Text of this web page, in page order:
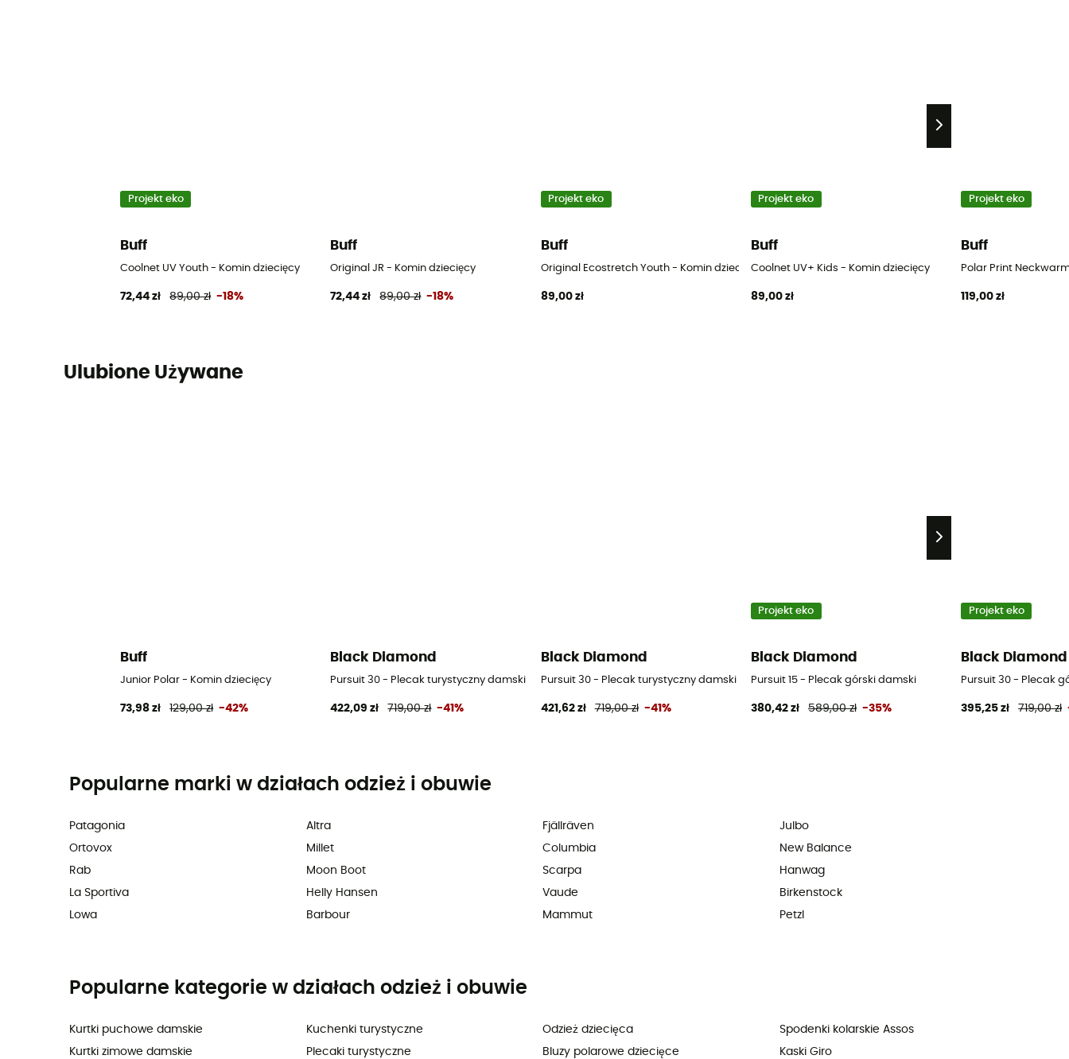
Projekt eko
Buff
Coolnet UV Youth - Komin dziecięcy
72,44 zł 89,00 zł -18%
Buff
Original JR - Komin dziecięcy
72,44 zł 89,00 zł -18%
Projekt eko
Buff
Original Ecostretch Youth - Komin dziecięcy
89,00 zł
Projekt eko
Buff
Coolnet UV+ Kids - Komin dziecięcy
89,00 zł
Projekt eko
Buff
Polar Print
119,00 zł
Ulubione Używane
Buff
Junior Polar - Komin dziecięcy
73,98 zł 129,00 zł -42%
Black Diamond
Pursuit 30 - Plecak turystyczny damski
422,09 zł 719,00 zł -41%
Black Diamond
Pursuit 30 - Plecak turystyczny damski
421,62 zł 719,00 zł -41%
Projekt eko
Black Diamond
Pursuit 15 - Plecak górski damski
380,42 zł 589,00 zł -35%
Projekt eko
Black Diamond
Pursuit 30 - Plecak
395,25 zł 719,00 zł
Popularne marki w działach odzież i obuwie
Patagonia
Ortovox
Rab
La Sportiva
Lowa
Altra
Millet
Moon Boot
Helly Hansen
Barbour
Fjällräven
Columbia
Scarpa
Vaude
Mammut
Julbo
New Balance
Hanwag
Birkenstock
Petzl
Popularne kategorie w działach odzież i obuwie
Kurtki puchowe damskie
Kurtki zimowe damskie
Kuchenki turystyczne
Plecaki turystyczne
Odzież dziecięca
Bluzy polarowe dziecięce
Spodenki kolarskie Assos
Kaski Giro